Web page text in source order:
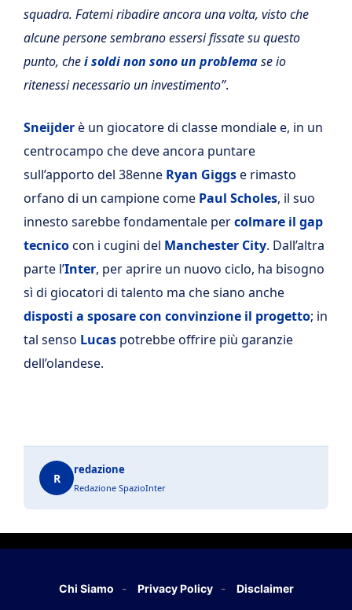
squadra. Fatemi ribadire ancora una volta, visto che
alcune persone sembrano essersi fissate su questo
punto, chei soldi non sono un problemase io
ritenessi necessario un investimento”.
Sneijderè un giocatore di classe mondiale e, in un
centrocampo che deve ancora puntare
sull’apporto del 38enne Ryan Giggse rimasto
orfano di un campione come Paul Scholes, il suo
innesto sarebbe fondamentale percolmare il gap
tecnicocon i cugini del Manchester City. Dall’altra
parte l’Inter, per aprire un nuovo ciclo, ha bisogno
sì di giocatori di talento ma che siano anche
disposti a sposare con convinzione il progetto; in
tal senso Lucas potrebbe offrire più garanzie
dell’olandese.
R
redazione
Redazione SpazioInter
Chi Siamo Privacy Policy Disclaimer